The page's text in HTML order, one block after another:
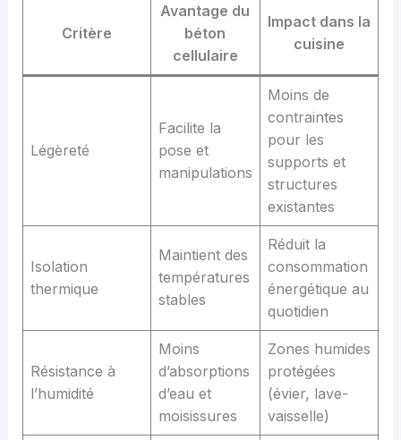
Critère
Avantage du
béton
cellulaire
Impact dans la
cuisine
Légèreté
Facilite la
pose et
manipulations
Moins de
contraintes
pour les
supports et
structures
existantes
Isolation
thermique
Maintient des
températures
stables
Réduit la
consommation
énergétique au
quotidien
Résistance à
l’humidité
Moins
d’absorptions
d’eau et
moisissures
Zones humides
protégées
(évier, lave-
vaisselle)